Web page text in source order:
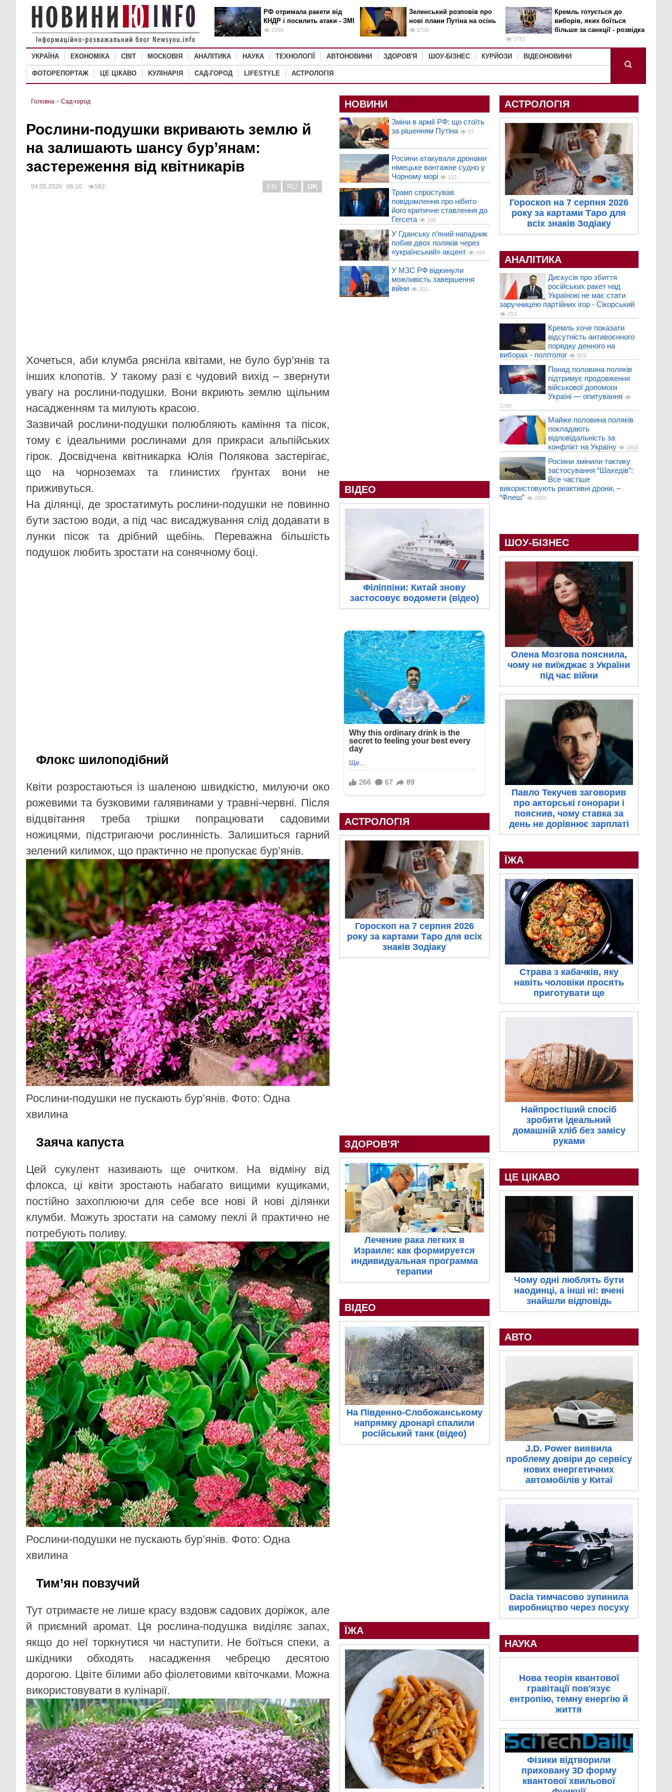
РФ отримала ракети від
КНДР і посилить атаки - ЗМІ
1095
Зеленський розповів про
нові плани Путіна на осінь
2726
Кремль готується до
виборів, яких боїться
більше за санкції - розвідка
2781
УКРАЇНА ЕКОНОМІКА СВІТ MОСКОВІЯ АНАЛІТИКА НАУКА ТЕХНОЛОГІЇ АВТОНОВИНИ ЗДОРОВ'Я ШОУ-БІЗНЕС КУРЙОЗИ ВІДЕОНОВИНИ
ФОТОРЕПОРТАЖ ЦЕ ЦІКАВО KУЛІНАРІЯ САД-ГОРОД LIFESTYLE АСТРОЛОГІЯ
Головна > Сад-город
Рослини-подушки вкривають землю й
на залишають шансу бур’янам:
застереження від квітникарів
04.05.2026 06:10 582 EN RU UK
Хочеться, аби клумба рясніла квітами, не було бур’янів та
інших клопотів. У такому разі є чудовий вихід – звернути
увагу на рослини-подушки. Вони вкриють землю щільним
насадженням та милують красою.
Зазвичай рослини-подушки полюбляють каміння та пісок,
тому є ідеальними рослинами для прикраси альпійських
гірок. Досвідчена квітникарка Юлія Полякова застерігає,
що на чорноземах та глинистих ґрунтах вони не
приживуться.
На ділянці, де зростатимуть рослини-подушки не повинно
бути застою води, а під час висаджування слід додавати в
лунки пісок та дрібний щебінь. Переважна більшість
подушок любить зростати на сонячному боці.
Флокс шилоподібний
Квіти розростаються із шаленою швидкістю, милуючи око
рожевими та бузковими галявинами у травні-червні. Після
відцвітання треба трішки попрацювати садовими
ножицями, підстригаючи рослинність. Залишиться гарний
зелений килимок, що практично не пропускає бур’янів.
Рослини-подушки не пускають бур’янів. Фото: Одна
хвилина
Заяча капуста
Цей сукулент називають ще очитком. На відміну від
флокса, ці квіти зростають набагато вищими кущиками,
постійно захоплюючи для себе все нові й нові ділянки
клумби. Можуть зростати на самому пеклі й практично не
потребують поливу.
Рослини-подушки не пускають бур’янів. Фото: Одна
хвилина
Тим’ян повзучий
Тут отримаєте не лише красу вздовж садових доріжок, але
й приємний аромат. Ця рослина-подушка виділяє запах,
якщо до неї торкнутися чи наступити. Не боїться спеки, а
шкідники обходять насадження чебрецю десятою
дорогою. Цвіте білими або фіолетовими квіточками. Можна
використовувати в кулінарії.
НОВИНИ
Зміни в армії РФ: що стоїть
за рішенням Путіна
67
Росіяни атакували дронами
німецьке вантажне судно у
Чорному морі
121
Трамп спростував
повідомлення про нібито
його критичне ставлення до
Гегсета
188
У Гданську п’яний нападник
побив двох поляків через
«український» акцент
434
У МЗС РФ відкинули
можливість завершення
війни
201
ВІДЕО
Філіппіни: Китай знову
застосовує водомети (відео)
АСТРОЛОГІЯ
Гороскоп на 7 серпня 2026
року за картами Таро для всіх
знаків Зодіаку
ЗДОРОВ'Я'
Лечение рака легких в
Израиле: как формируется
индивидуальная программа
терапии
ВІДЕО
На Південно-Слобожанському
напрямку дронарі спалили
російський танк (відео)
ЇЖА
АСТРОЛОГІЯ
Гороскоп на 7 серпня 2026
року за картами Таро для
всіх знаків Зодіаку
АНАЛІТИКА
Дискусія про збиття
російських ракет над
Україною не має стати
заручницею партійних ігор - Сікорський
253
Кремль хоче показати
відсутність антивоєнного
порядку денного на
виборах - політолог
803
Понад половина поляків
підтримує продовження
військової допомоги
Україні — опитування
1799
Майже половина поляків
покладають
відповідальність за
конфлікт на Україну
2868
Росіяни змінили тактику
застосування “Шахедів”:
Все частіше
використовують реактивні дрони, –
“Флеш”
2885
ШОУ-БІЗНЕС
Олена Мозгова пояснила,
чому не виїжджає з України
під час війни
Павло Текучев заговорив
про акторські гонорари і
пояснив, чому ставка за
день не дорівнює зарплаті
ЇЖА
Страва з кабачків, яку
навіть чоловіки просять
приготувати ще
Найпростіший спосіб
зробити ідеальний
домашній хліб без замісу
руками
ЦЕ ЦІКАВО
Чому одні люблять бути
наодинці, а інші ні: вчені
знайшли відповідь
АВТО
J.D. Power виявила
проблему довіри до сервісу
нових енергетичних
автомобілів у Китаї
Dacia тимчасово зупинила
виробництво через посуху
НАУКА
Нова теорія квантової
гравітації пов'язує
ентропію, темну енергію й
життя
Фізики відтворили
приховану 3D форму
квантової хвильової